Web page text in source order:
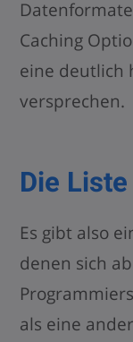
Caching
eine deutlich
versprechen.
Die
Es gibt also
denen sich
als eine